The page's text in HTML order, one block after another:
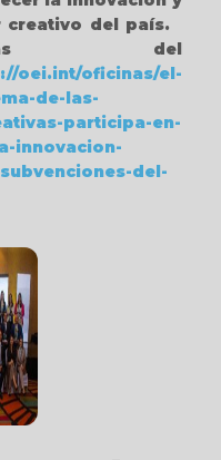
creativo del país.
del
oei.int/oficinas/el-
de-las-
participa-en-
innovacion-
del-